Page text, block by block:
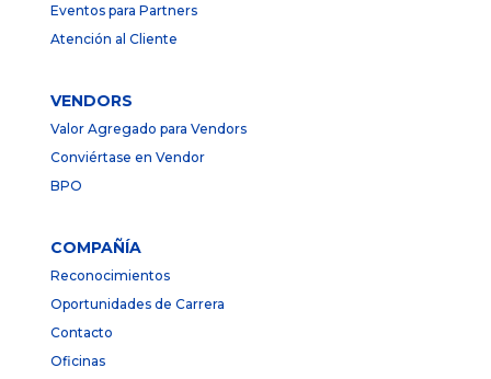
Eventos para Partners
Atención al Cliente
VENDORS
Valor Agregado para Vendors
Conviértase en Vendor
BPO
COMPAÑÍA
Reconocimientos
Oportunidades de Carrera
Contacto
Oficinas